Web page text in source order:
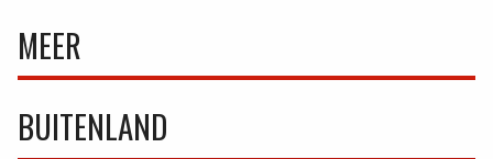
MEER
BUITENLAND